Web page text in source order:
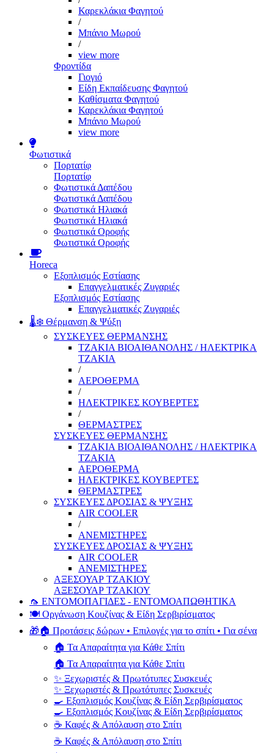
Καρεκλάκια Φαγητού
/
Μπάνιο Μωρού
/
view more
Φροντίδα
Γιογιό
Είδη Εκπαίδευσης Φαγητού
Καθίσματα Φαγητού
Καρεκλάκια Φαγητού
Μπάνιο Μωρού
view more
Φωτιστικά
Πορτατίφ
Πορτατίφ
Φωτιστικά Δαπέδου
Φωτιστικά Δαπέδου
Φωτιστικά Ηλιακά
Φωτιστικά Ηλιακά
Φωτιστικά Οροφής
Φωτιστικά Οροφής
Horeca
Εξοπλισμός Εστίασης
Επαγγελματικές Ζυγαριές
Εξοπλισμός Εστίασης
Επαγγελματικές Ζυγαριές
🌡️❄️ Θέρμανση & Ψύξη
ΣΥΣΚΕΥΕΣ ΘΕΡΜΑΝΣΗΣ
ΤΖΑΚΙΑ ΒΙΟΑΙΘΑΝΟΛΗΣ / ΗΛΕΚΤΡΙΚΑ
ΤΖΑΚΙΑ
/
ΑΕΡΟΘΕΡΜΑ
/
ΗΛΕΚΤΡΙΚΕΣ ΚΟΥΒΕΡΤΕΣ
/
ΘΕΡΜΑΣΤΡΕΣ
ΣΥΣΚΕΥΕΣ ΘΕΡΜΑΝΣΗΣ
ΤΖΑΚΙΑ ΒΙΟΑΙΘΑΝΟΛΗΣ / ΗΛΕΚΤΡΙΚΑ
ΤΖΑΚΙΑ
ΑΕΡΟΘΕΡΜΑ
ΗΛΕΚΤΡΙΚΕΣ ΚΟΥΒΕΡΤΕΣ
ΘΕΡΜΑΣΤΡΕΣ
ΣΥΣΚΕΥΕΣ ΔΡΟΣΙΑΣ & ΨΥΞΗΣ
AIR COOLER
/
ΑΝΕΜΙΣΤΗΡΕΣ
ΣΥΣΚΕΥΕΣ ΔΡΟΣΙΑΣ & ΨΥΞΗΣ
AIR COOLER
ΑΝΕΜΙΣΤΗΡΕΣ
ΑΞΕΣΟΥΑΡ ΤΖΑΚΙΟΥ
ΑΞΕΣΟΥΑΡ ΤΖΑΚΙΟΥ
🦟 ΕΝΤΟΜΟΠΑΓΙΔΕΣ - ΕΝΤΟΜΟΑΠΩΘΗΤΙΚΑ
🍽️ Οργάνωση Κουζίνας & Είδη Σερβιρίσματος
🎁🏠 Προτάσεις δώρων • Επιλογές για το σπίτι • Για σένα
🏠 Τα Απαραίτητα για Κάθε Σπίτι
🏠 Τα Απαραίτητα για Κάθε Σπίτι
✨ Ξεχωριστές & Πρωτότυπες Συσκευές
✨ Ξεχωριστές & Πρωτότυπες Συσκευές
🍳 Εξοπλισμός Κουζίνας & Είδη Σερβιρίσματος
🍳 Εξοπλισμός Κουζίνας & Είδη Σερβιρίσματος
☕ Καφές & Απόλαυση στο Σπίτι
☕ Καφές & Απόλαυση στο Σπίτι